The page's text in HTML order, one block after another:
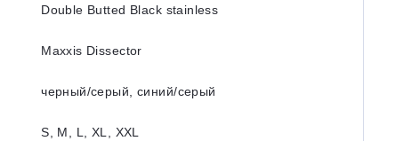
Double Butted Black stainless
Maxxis Dissector
черный/серый, синий/серый
S, M, L, XL, XXL